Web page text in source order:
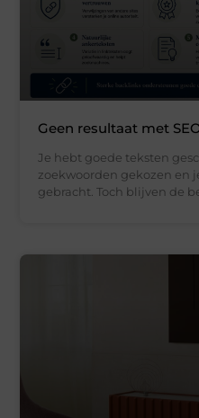
Geen resultaat met
Je hebt goede teksten
zoekwoorden gekozen en
gebracht. Toch blijven de